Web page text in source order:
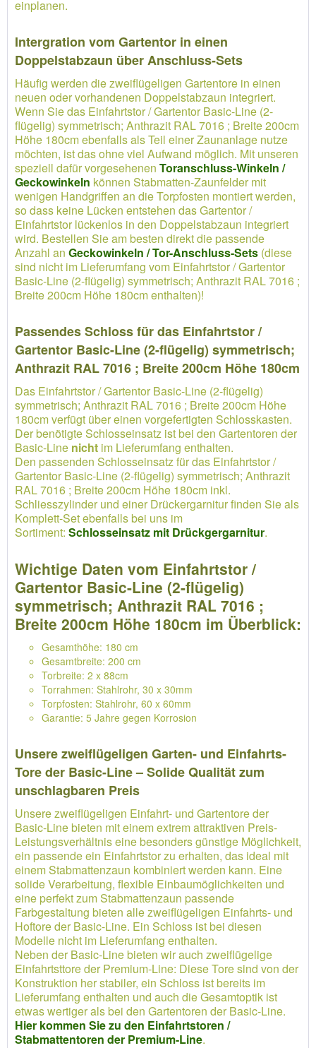
einplanen.
Intergration vom Gartentor in einen
Doppelstabzaun über Anschluss-Sets
Häufig werden die zweiflügeligen Gartentore in einen
neuen oder vorhandenen Doppelstabzaun integriert.
Wenn Sie das Einfahrtstor / Gartentor Basic-Line (2-
flügelig) symmetrisch; Anthrazit RAL 7016 ; Breite 200cm
Höhe 180cm ebenfalls als Teil einer Zaunanlage nutze
möchten, ist das ohne viel Aufwand möglich. Mit unseren
speziell dafür vorgesehenen Toranschluss-Winkeln /
Geckowinkeln können Stabmatten-Zaunfelder mit
wenigen Handgriffen an die Torpfosten montiert werden,
so dass keine Lücken entstehen das Gartentor /
Einfahrtstor lückenlos in den Doppelstabzaun integriert
wird. Bestellen Sie am besten direkt die passende
Anzahl an Geckowinkeln / Tor-Anschluss-Sets (diese
sind nicht im Lieferumfang vom Einfahrtstor / Gartentor
Basic-Line (2-flügelig) symmetrisch; Anthrazit RAL 7016 ;
Breite 200cm Höhe 180cm enthalten)!
Passendes Schloss für das Einfahrtstor /
Gartentor Basic-Line (2-flügelig) symmetrisch;
Anthrazit RAL 7016 ; Breite 200cm Höhe 180cm
Das Einfahrtstor / Gartentor Basic-Line (2-flügelig)
symmetrisch; Anthrazit RAL 7016 ; Breite 200cm Höhe
180cm verfügt über einen vorgefertigten Schlosskasten.
Der benötigte Schlosseinsatz ist bei den Gartentoren der
Basic-Line nicht im Lieferumfang enthalten.
Den passenden Schlosseinsatz für das Einfahrtstor /
Gartentor Basic-Line (2-flügelig) symmetrisch; Anthrazit
RAL 7016 ; Breite 200cm Höhe 180cm inkl.
Schliesszylinder und einer Drückergarnitur finden Sie als
Komplett-Set ebenfalls bei uns im
Sortiment: Schlosseinsatz mit Drückgergarnitur.
Wichtige Daten vom Einfahrtstor /
Gartentor Basic-Line (2-flügelig)
symmetrisch; Anthrazit RAL 7016 ;
Breite 200cm Höhe 180cm im Überblick:
Gesamthöhe: 180 cm
Gesamtbreite: 200 cm
Torbreite: 2 x 88cm
Torrahmen: Stahlrohr, 30 x 30mm
Torpfosten: Stahlrohr, 60 x 60mm
Garantie: 5 Jahre gegen Korrosion
Unsere zweiflügeligen Garten- und Einfahrts-
Tore der Basic-Line – Solide Qualität zum
unschlagbaren Preis
Unsere zweiflügeligen Einfahrt- und Gartentore der
Basic-Line bieten mit einem extrem attraktiven Preis-
Leistungsverhältnis eine besonders günstige Möglichkeit,
ein passende ein Einfahrtstor zu erhalten, das ideal mit
einem Stabmattenzaun kombiniert werden kann. Eine
solide Verarbeitung, flexible Einbaumöglichkeiten und
eine perfekt zum Stabmattenzaun passende
Farbgestaltung bieten alle zweiflügeligen Einfahrts- und
Hoftore der Basic-Line. Ein Schloss ist bei diesen
Modelle nicht im Lieferumfang enthalten.
Neben der Basic-Line bieten wir auch zweiflügelige
Einfahrtsttore der Premium-Line: Diese Tore sind von der
Konstruktion her stabiler, ein Schloss ist bereits im
Lieferumfang enthalten und auch die Gesamtoptik ist
etwas wertiger als bei den Gartentoren der Basic-Line.
Hier kommen Sie zu den Einfahrtstoren /
Stabmattentoren der Premium-Line.